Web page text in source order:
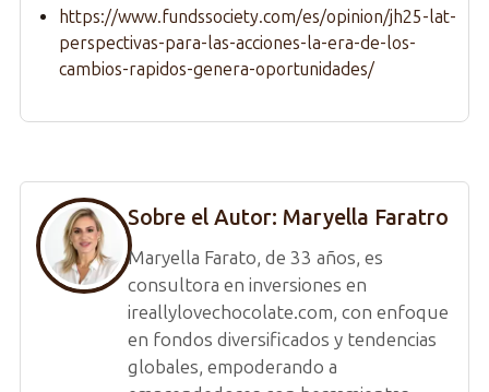
https://www.fundssociety.com/es/opinion/jh25-lat-
perspectivas-para-las-acciones-la-era-de-los-
cambios-rapidos-genera-oportunidades/
Sobre el Autor: Maryella Faratro
Maryella Farato, de 33 años, es
consultora en inversiones en
ireallylovechocolate.com, con enfoque
en fondos diversificados y tendencias
globales, empoderando a